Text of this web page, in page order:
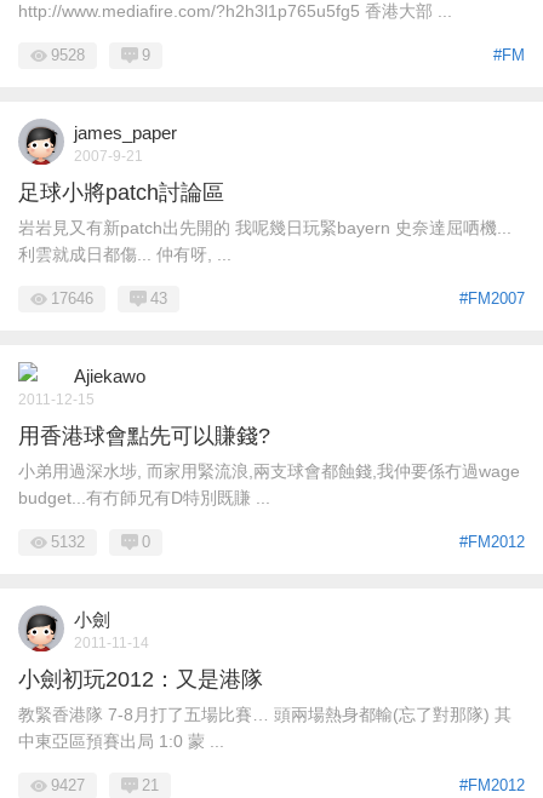
http://www.mediafire.com/?h2h3l1p765u5fg5 香港大部 ...
#FM
9528 9
james_paper
2007-9-21
足球小將patch討論區
岩岩見又有新patch出先開的 我呢幾日玩緊bayern 史奈達屈哂機...
利雲就成日都傷... 仲有呀, ...
#FM2007
17646 43
Ajiekawo
2011-12-15
用香港球會點先可以賺錢?
小弟用過深水埗, 而家用緊流浪,兩支球會都蝕錢,我仲要係冇過wage
budget...有冇師兄有D特別既賺 ...
#FM2012
5132 0
小劍
2011-11-14
小劍初玩2012：又是港隊
教緊香港隊 7-8月打了五場比賽… 頭兩場熱身都輸(忘了對那隊) 其
中東亞區預賽出局 1:0 蒙 ...
#FM2012
9427 21